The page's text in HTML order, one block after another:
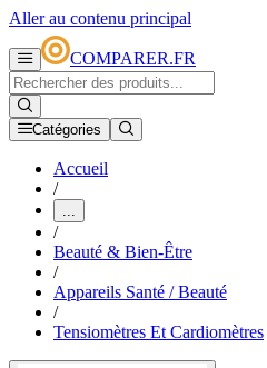
Aller au contenu principal
COMPARER.FR
Catégories
Accueil
/
...
/
Beauté & Bien-Être
/
Appareils Santé / Beauté
/
Tensiomètres Et Cardiomètres